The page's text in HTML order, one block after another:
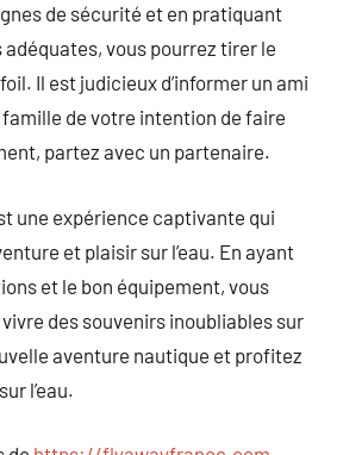
de sécurité et en pratiquant
vous pourrez tirer le
Il est judicieux d’informer un ami
famille de votre intention de faire
partez avec un partenaire.
une expérience captivante qui
et plaisir sur l’eau. En ayant
et le bon équipement, vous
des souvenirs inoubliables sur
aventure nautique et profitez
l’eau.